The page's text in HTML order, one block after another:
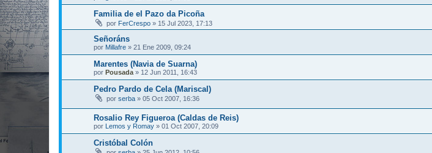
Familia de el Pazo da Picoña
por FerCrespo » 15 Jul 2023, 17:13
Señoráns
por Millafre » 21 Ene 2009, 09:24
Marentes (Navia de Suarna)
por Pousada » 12 Jun 2011, 16:43
Pedro Pardo de Cela (Mariscal)
por serba » 05 Oct 2007, 16:36
Rosalio Rey Figueroa (Caldas de Reis)
por Lemos y Romay » 01 Oct 2007, 20:09
Cristóbal Colón